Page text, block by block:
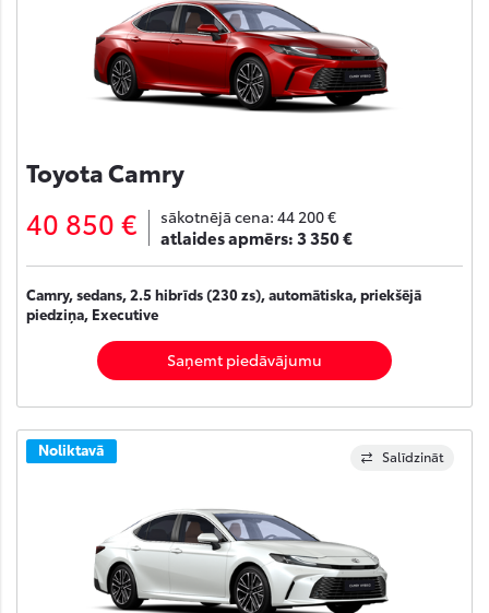
Toyota Camry
40 850 € sākotnējā cena: 44 200 €
atlaides apmērs:3 350 €
Camry, sedans, 2.5 hibrīds (230 zs), automātiska, priekšējā
piedziņa, Executive
Saņemt piedāvājumu
Salīdzināt
Noliktavā